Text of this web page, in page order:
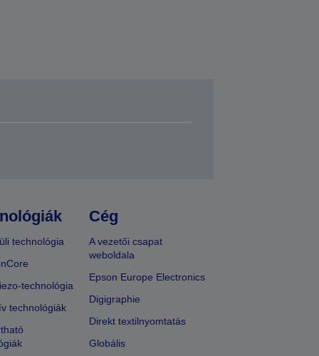
technológia
technológia
technológiák
Cég
A vezetői csapat
weboldala
Epson Europe Electronics
Digigraphie
Direkt textilnyomtatás
Globális